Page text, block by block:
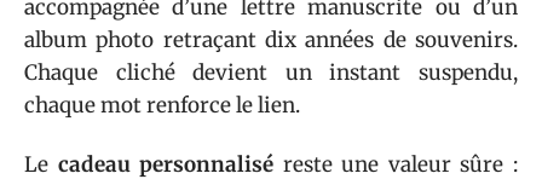
accompagnée d’une lettre manuscrite ou d’un
album photo retraçant dix années de souvenirs.
Chaque cliché devient un instant suspendu,
chaque mot renforce le lien.
Le cadeau personnalisé reste une valeur sûre :